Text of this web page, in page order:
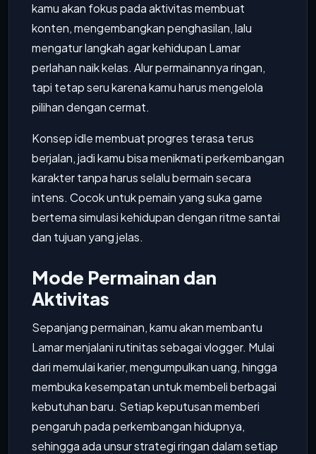
kamu akan fokus pada aktivitas membuat
konten, mengembangkan penghasilan, lalu
mengatur langkah agar kehidupan Lamar
perlahan naik kelas. Alur permainannya ringan,
tapi tetap seru karena kamu harus mengelola
pilihan dengan cermat.
Konsep idle membuat progres terasa terus
berjalan, jadi kamu bisa menikmati perkembangan
karakter tanpa harus selalu bermain secara
intens. Cocok untuk pemain yang suka game
bertema simulasi kehidupan dengan ritme santai
dan tujuan yang jelas.
Mode Permainan dan
Aktivitas
Sepanjang permainan, kamu akan membantu
Lamar menjalani rutinitas sebagai vlogger. Mulai
dari memulai karier, mengumpulkan uang, hingga
membuka kesempatan untuk membeli berbagai
kebutuhan baru. Setiap keputusan memberi
pengaruh pada perkembangan hidupnya,
sehingga ada unsur strategi ringan dalam setiap